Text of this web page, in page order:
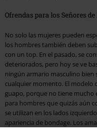
Ofrendas para los Señores
No solo las mujeres pueden
los hombres también deben
con un top. En el pasado, se
deteriorados, pero hoy se ve
ningún armario masculino
cualquier momento. El modelo
guapo, porque no tiene mucho
para hombres que quizás aún
se utilizan en los lados
apariencia de bondage. Los